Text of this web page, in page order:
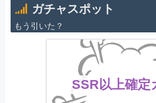
ガチャスポット
もう引いた？
SSR以上確定